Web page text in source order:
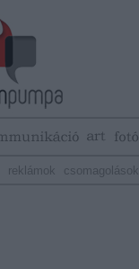
reklámok csomagolások